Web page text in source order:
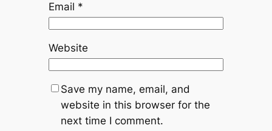
Email *
Website
Save my name, email, and
website in this browser for the
next time I comment.